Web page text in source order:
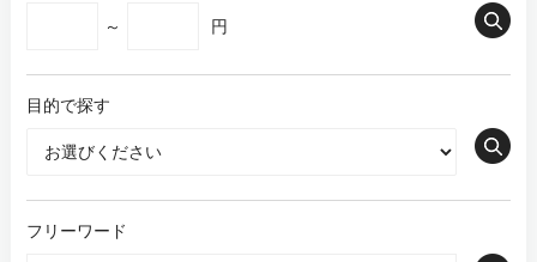
～ 円
目的で探す
フリーワード